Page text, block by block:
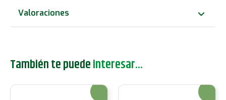
cantidad
Valoraciones
También te puedeinteresar...
¡Oferta! ¡Oferta!